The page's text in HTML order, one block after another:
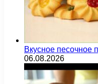
Вкусное песочное
06.08.2026